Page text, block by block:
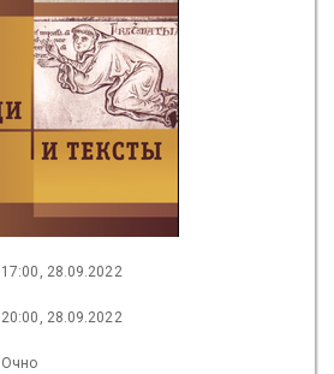
17:00, 28.09.2022
20:00, 28.09.2022
Очно